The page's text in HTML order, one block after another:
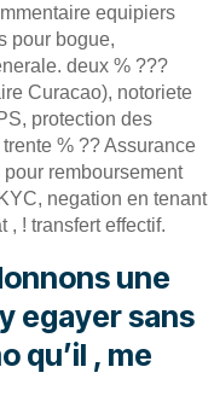
equipiers
pour bogue,
deux % ???
Curacao), notoriete
protection des
% ?? Assurance
remboursement
negation en tenant
, ! transfert effectif.
une
egayer sans
qu’il , me